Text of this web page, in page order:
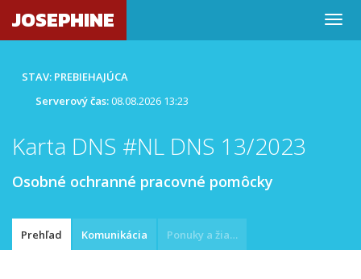
JOSEPHINE
STAV: PREBIEHAJÚCA
Serverový čas:08.08.2026 13:23
Karta DNS #NL DNS 13/2023
Osobné ochranné pracovné pomôcky
Prehľad Komunikácia Ponuky a žiadosti